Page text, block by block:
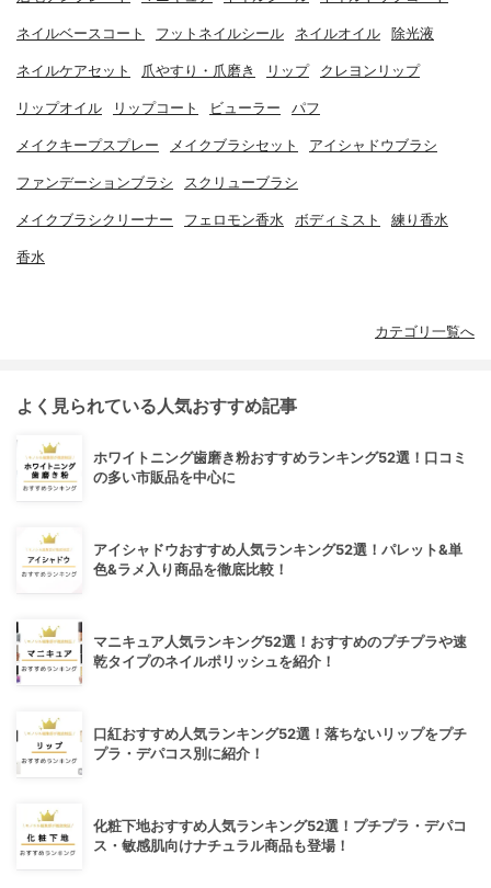
ネイルベースコート フットネイルシール ネイルオイル 除光液
ネイルケアセット 爪やすり・爪磨き リップ クレヨンリップ
リップオイル リップコート ビューラー パフ
メイクキープスプレー メイクブラシセット アイシャドウブラシ
ファンデーションブラシ スクリューブラシ
メイクブラシクリーナー フェロモン香水 ボディミスト 練り香水
香水
カテゴリ一覧へ
よく見られている人気おすすめ記事
ホワイトニング歯磨き粉おすすめランキング52選！口コミ
の多い市販品を中心に
アイシャドウおすすめ人気ランキング52選！パレット&単
色&ラメ入り商品を徹底比較！
マニキュア人気ランキング52選！おすすめのプチプラや速
乾タイプのネイルポリッシュを紹介！
口紅おすすめ人気ランキング52選！落ちないリップをプチ
プラ・デパコス別に紹介！
化粧下地おすすめ人気ランキング52選！プチプラ・デパコ
ス・敏感肌向けナチュラル商品も登場！